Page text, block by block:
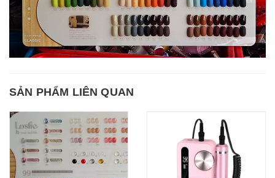
SẢN PHẨM LIÊN QUAN